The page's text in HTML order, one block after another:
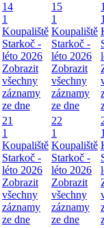
14
1
Koupaliště
Starkoč -
léto 2026
Zobrazit
všechny
záznamy
ze dne
15
1
Koupaliště
Starkoč -
léto 2026
Zobrazit
všechny
záznamy
ze dne
21
1
Koupaliště
Starkoč -
léto 2026
Zobrazit
všechny
záznamy
ze dne
22
1
Koupaliště
Starkoč -
léto 2026
Zobrazit
všechny
záznamy
ze dne